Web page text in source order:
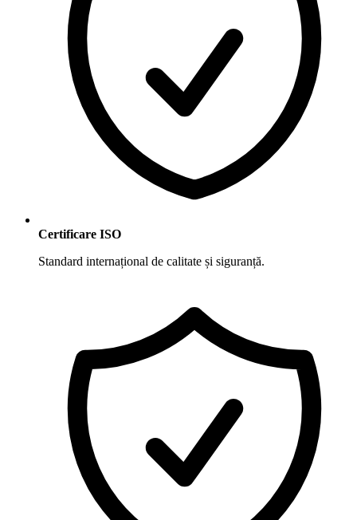
Certificare ISO
Standard internațional de calitate și siguranță.